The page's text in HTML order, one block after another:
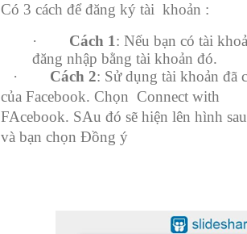
Có 3 cách để đăng ký tài khoản :
·
Cách 1: Nếu bạn có tài
đăng nhập bằng tài khoản đó.
·
Cách 2: Sử dụng tài khoản đã
của Facebook. Chọn Connect with
FAcebook. SAu đó sẽ hiện lên hình sau
và bạn chọn Đồng ý